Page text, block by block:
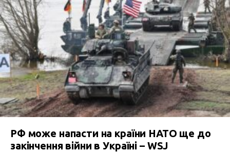
РФ може напасти на країни НАТО ще до
закінчення війни в Україні – WSJ